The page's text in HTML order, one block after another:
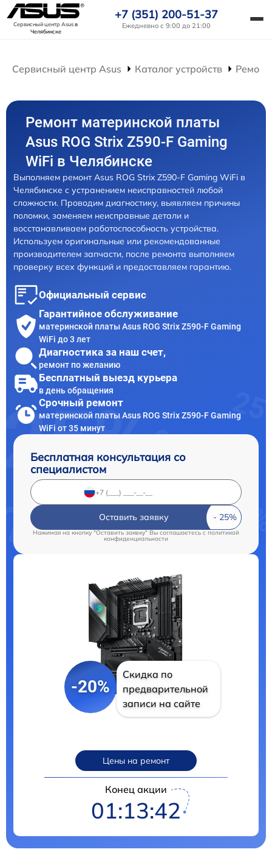
Сервисный центр Asusв
Челябинске
+7 (351) 200-51-37
Ежедневно с 9:00 до 21:00
Сервисный центр Asus Каталог устройств
Ремонт материнской платы
Asus ROG Strix Z590-F Gaming
WiFi в Челябинске
Выполняем ремонт Asus ROG Strix Z590-F Gaming WiFi в
Челябинске с устранением неисправностей любой
сложности. Проводим диагностику, выявляем причины
поломки, заменяем неисправные детали и
восстанавливаем работоспособность устройства.
Используем оригинальные или рекомендованные
производителем запчасти, после ремонта выполняем
проверку всех функций и предоставляем гарантию.
Официальный сервис
Гарантийное обслуживание
материнской платы Asus ROG Strix Z590-F Gaming
WiFi до 3 лет
Диагностика за наш счет,
ремонт по желанию
Бесплатный выезд курьера
в день обращения
Срочный ремонт
материнской платы Asus ROG Strix Z590-F Gaming
WiFi от 35 минут
Бесплатная консультация со
специалистом
Оставить заявку
Нажимая на кнопку "Оставить заявку" Вы соглашаетесь c политикой
конфиденциальности
-20%
Скидка по
предварительной
записи на сайте
Цены на ремонт
Конец акции
01:13:41